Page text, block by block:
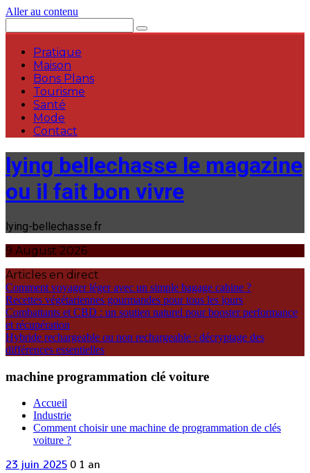
Aller au contenu
Pratique
Maison
Bons Plans
Tourisme
Santé
Mode
Contact
lying bellechasse le magazine
ou il fait bon vivre
lying-bellechasse.fr
9 August 2026
Articles en direct
Comment voyager léger avec un simple bagage cabine ?
Recettes végétariennes gourmandes pour tous les jours
Combattants et CBD : un soutien naturel pour booster performance
et récupération
Hybride rechargeable ou non rechargeable : décryptage des
différences essentielles
machine programmation clé voiture
Accueil
Industrie
Comment choisir une machine de programmation de clés
voiture ?
23 juin 2025 0 1 an